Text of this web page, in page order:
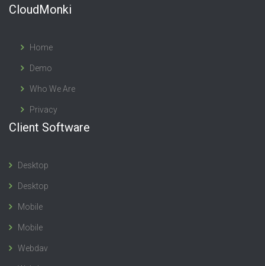
CloudMonki
Home
Demo
Who We Are
Privacy
Client Software
Desktop
Desktop
Mobile
Mobile
Webdav